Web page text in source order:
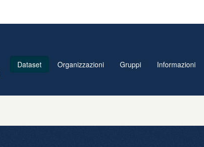
Dataset Organizzazioni Gruppi Informazioni